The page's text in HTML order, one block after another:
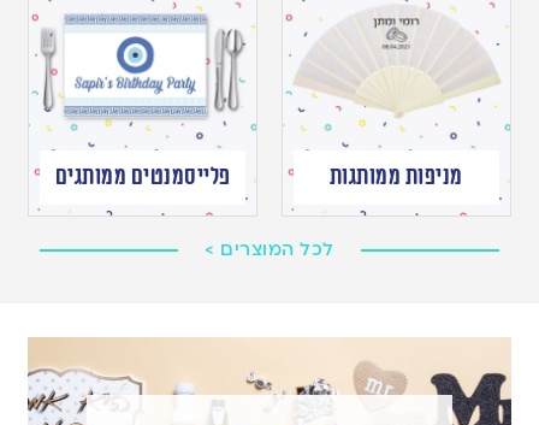
מניפות ממותגות פלייסמנטים ממותגים
לכל המוצרים >